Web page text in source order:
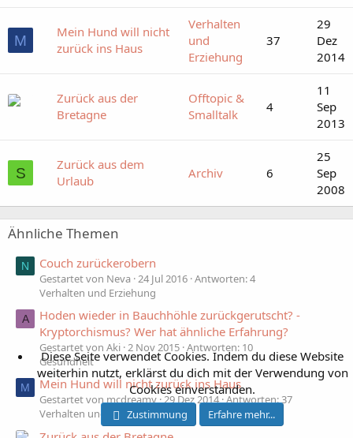
M
Mein Hund will nicht
zurück ins Haus
Verhalten
und
Erziehung
37
29
Dez
2014
Zurück aus der
Bretagne
Offtopic &
Smalltalk
4
11
Sep
2013
S
Zurück aus dem
Urlaub
Archiv 6
25
Sep
2008
Ähnliche Themen
N Couch zurückerobern
Gestartet von Neva 24 Jul 2016 Antworten: 4
Verhalten und Erziehung
A
Hoden wieder in Bauchhöhle zurückgerutscht? -
Kryptorchismus? Wer hat ähnliche Erfahrung?
Gestartet von Aki 2 Nov 2015 Antworten: 10
Gesundheit
M Mein Hund will nicht zurück ins Haus
Gestartet von mcdreamy 29 Dez 2014 Antworten: 37
Verhalten und Erziehung
Diese Seite verwendet Cookies. Indem du diese Website
weiterhin nutzt, erklärst du dich mit der Verwendung von
Cookies einverstanden.
Zustimmung Erfahre mehr...